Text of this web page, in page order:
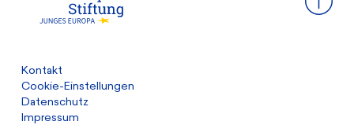
Kontakt
Cookie-Einstellungen
Datenschutz
Impressum